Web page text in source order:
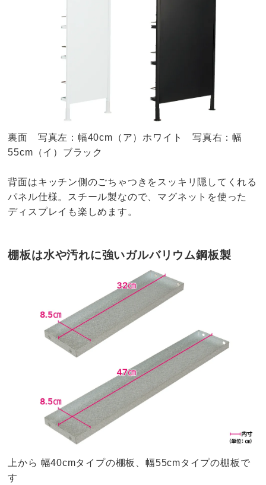
裏面 写真左：幅40cm（ア）ホワイト 写真右：幅
55cm（イ）ブラック
背面はキッチン側のごちゃつきをスッキリ隠してくれる
パネル仕様。スチール製なので、マグネットを使った
ディスプレイも楽しめます。
棚板は水や汚れに強いガルバリウム鋼板製
上から 幅40cmタイプの棚板、幅55cmタイプの棚板で
す